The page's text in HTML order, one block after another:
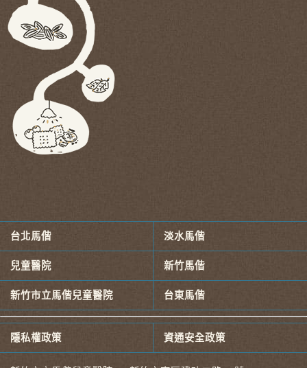
台北馬偕 淡水馬偕
兒童醫院 新竹馬偕
新竹市立馬偕兒童醫院 台東馬偕
隱私權政策 資通安全政策